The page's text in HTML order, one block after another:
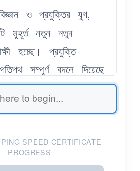
ও প্রযুক্তির যুগ,
মুহূর্ত নতুন নতুন
হচ্ছে।
প্রযুক্তি
গতিপথ সম্পূর্ণ বদলে দিয়েছে
একটি গ্লোবাল ভিলেজে
ইন্টারনেটের
সাথে যোগাযোগ করা
SPEED CERTIFICATE
PROGRESS